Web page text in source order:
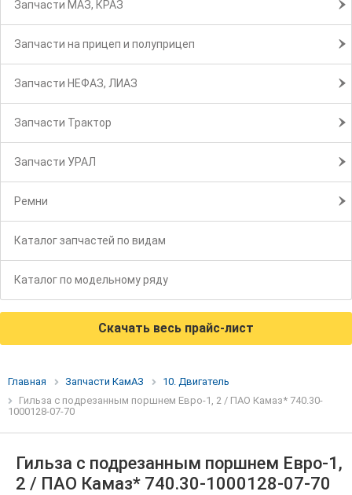
Запчасти МАЗ, КРАЗ
Запчасти на прицеп и полуприцеп
Запчасти НЕФАЗ, ЛИАЗ
Запчасти Трактор
Запчасти УРАЛ
Ремни
Каталог запчастей по видам
Каталог по модельному ряду
Скачать весь прайс-лист
Главная Запчасти КамАЗ
10. Двигатель
Гильза с подрезанным поршнем Евро-1, 2 / ПАО Камаз* 740.30-
1000128-07-70
Гильза с подрезанным поршнем Евро-1,
2 / ПАО Камаз* 740.30-1000128-07-70